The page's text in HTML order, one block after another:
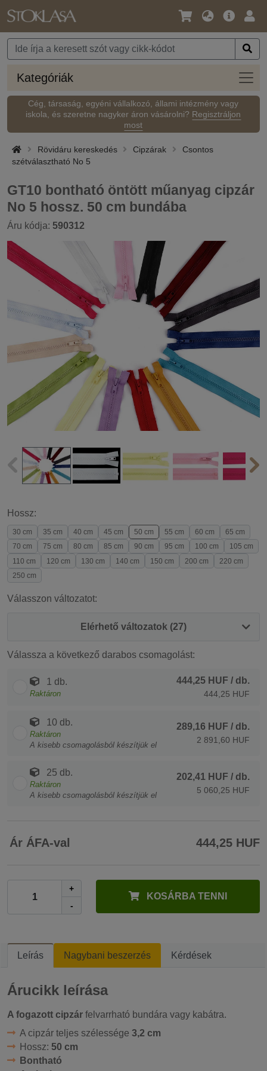
Nyelv
Pénznem
Fő
Kategóriák
Cég, társaság, egyéni vállalkozó, állami intézmény vagy
iskola, és szeretne nagyker áron vásárolni? Regisztráljon
most
Rövidáru kereskedés Cipzárak
Csontos
szétválasztható No 5
GT10 bontható öntött műanyag cipzár
No 5 hossz. 50 cm bundába
Áru kódja: 590312
Hossz:
30 cm 35 cm 40 cm 45 cm 50 cm 55 cm 60 cm
65 cm
70 cm
75 cm 80 cm 85 cm 90 cm 95 cm 100 cm
105 cm
110 cm
120 cm 130 cm 140 cm 150 cm 200 cm
220 cm
250 cm
Válasszon változatot:
Elérhető változatok (27)
Válassza a következő darabos csomagolást:
1 db.
Raktáron
444,25 HUF / db.
444,25 HUF
10 db.
Raktáron
A kisebb csomagolásból készítjük el
289,16 HUF / db.
2 891,60 HUF
25 db.
Raktáron
A kisebb csomagolásból készítjük el
202,41 HUF / db.
5 060,25 HUF
Ár ÁFA-val 444,25 HUF
+
-
KOSÁRBA TENNI
Leírás Nagybani beszerzés Kérdések
Árucikk leírása
A fogazott cipzár felvarrható bundára vagy kabátra.
A cipzár teljes szélessége 3,2 cm
Hossz: 50 cm
Bontható